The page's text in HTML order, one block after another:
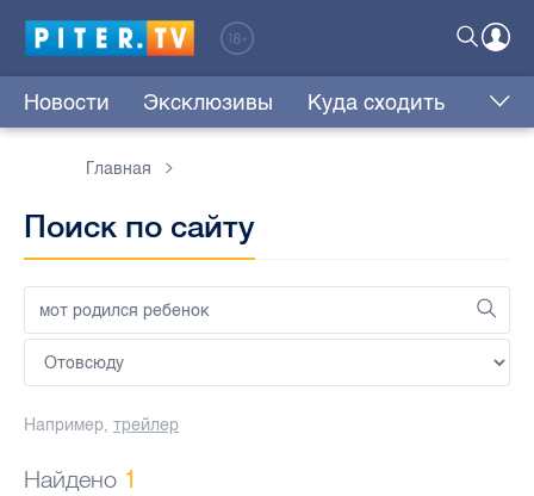
Новости Эксклюзивы Куда сходить
Главная
Поиск по сайту
Например, трейлер
Найдено 1